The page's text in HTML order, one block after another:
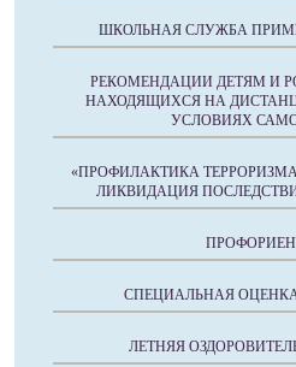
ШКОЛЬНАЯ СЛУЖБА
РЕКОМЕНДАЦИИ ДЕТЯМ И
НАХОДЯЩИХСЯ НА
УСЛОВИЯХ
«ПРОФИЛАКТИКА
ЛИКВИДАЦИЯ
СПЕЦИАЛЬНАЯ
ЛЕТНЯЯ